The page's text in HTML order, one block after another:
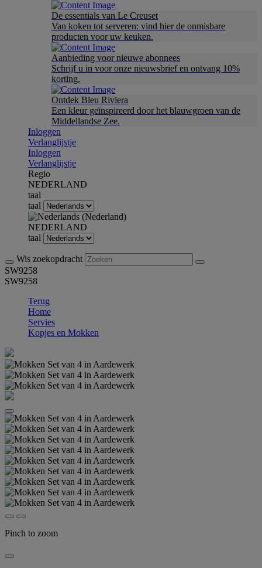
De essentials van Le Creuset
Van koken tot serveren: vind hier de onmisbare
producten voor uw keuken.
Aanbieding voor nieuwe abonnees
Schrijf u in voor onze nieuwsbrief en ontvang 10%
korting.
Ontdek Bleu Riviera
Een kleur geïnspireerd door het blauwgroen van de
Middellandse Zee.
Inloggen
Verlanglijstje
Inloggen
Verlanglijstje
Regio
NEDERLAND
taal
taal
NEDERLAND
taal
Wis zoekopdracht
SW9258
SW9258
Terug
Home
Servies
Kopjes en Mokken
Pinch to zoom